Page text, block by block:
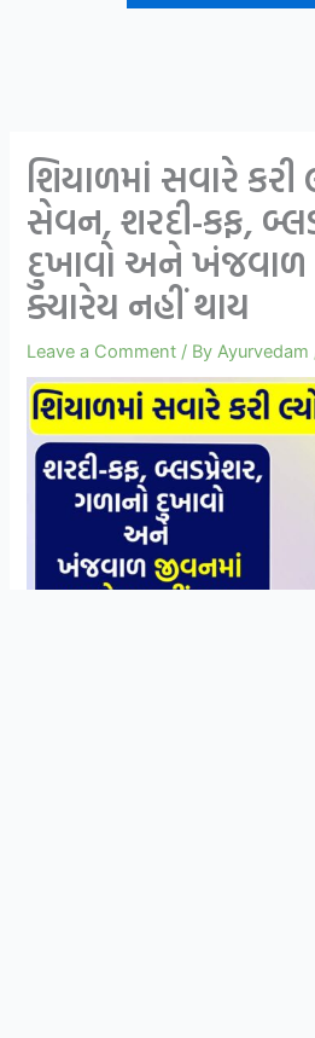
શિયાળમાં સવારે
સેવન, શરદી-કફ,
દુખાવો અને ખંજવાળ
ક્યારેય નહીં થાય
Leave a Comment / ByAyurvedam